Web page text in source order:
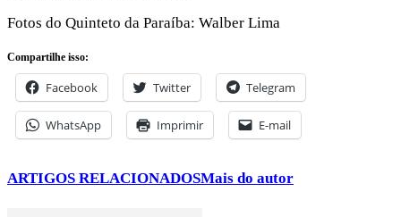
Fotos do Quinteto da Paraíba: Walber Lima
Compartilhe isso:
Facebook Twitter Telegram
WhatsApp Imprimir E-mail
ARTIGOS RELACIONADOSMais do autor